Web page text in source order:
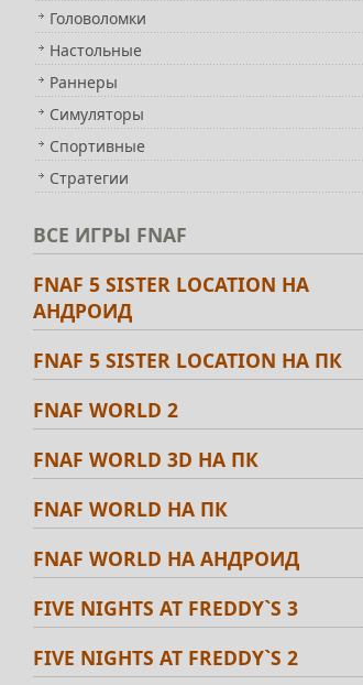
Головоломки
Настольные
Раннеры
Симуляторы
Спортивные
Стратегии
ВСЕ ИГРЫ FNAF
FNAF 5 SISTER LOCATION НА
АНДРОИД
FNAF 5 SISTER LOCATION НА ПК
FNAF WORLD 2
FNAF WORLD 3D НА ПК
FNAF WORLD НА ПК
FNAF WORLD НА АНДРОИД
FIVE NIGHTS AT FREDDY`S 3
FIVE NIGHTS AT FREDDY`S 2